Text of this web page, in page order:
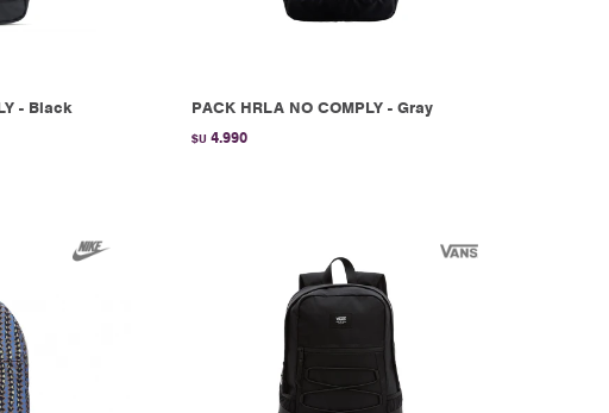
- Black PACK HRLA NO COMPLY - Gray
$U 4.990